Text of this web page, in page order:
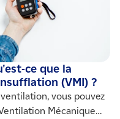
ce que la
(VMI) ?
vous pouvez
Mécanique